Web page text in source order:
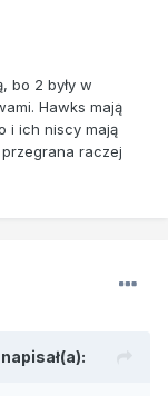
bo 2 były w
Hawks mają
i ich niscy mają
raczej